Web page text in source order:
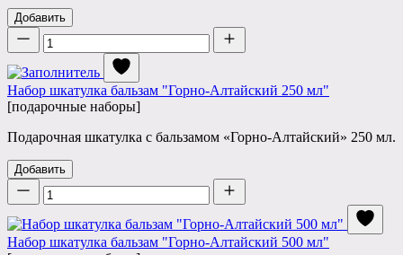
Добавить
Количество
Набор шкатулка бальзам "Горно-Алтайский 250 мл"
[подарочные наборы]
Подарочная шкатулка с бальзамом «Горно-Алтайский» 250 мл.
Добавить
Количество
Набор шкатулка бальзам "Горно-Алтайский 500 мл"